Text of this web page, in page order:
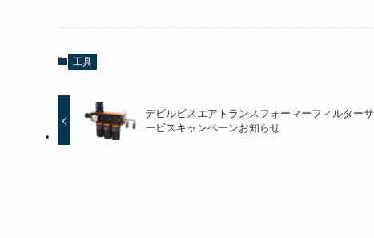
工具
デビルビスエアトランスフォーマーフィルターサ
ービスキャンペーンお知らせ